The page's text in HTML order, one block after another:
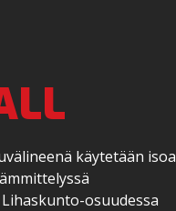
käytetään isoa
osuudessa